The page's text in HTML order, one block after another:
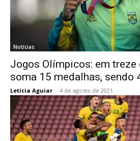
Notícias
Jogos Olímpicos: em treze
soma 15 medalhas, sendo
Leticia Aguiar - 4 de agosto de 2021